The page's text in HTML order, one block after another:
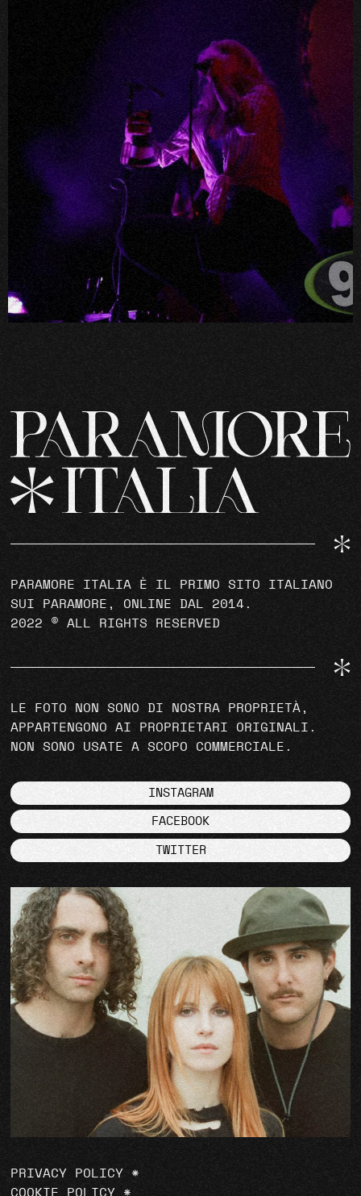
PARAMORE ITALIA È IL PRIMO SITO ITALIANO
SUI PARAMORE, ONLINE DAL 2014.
2022 © ALL RIGHTS RESERVED
LE FOTO NON SONO DI NOSTRA PROPRIETÀ,
APPARTENGONO AI PROPRIETARI ORIGINALI.
NON SONO USATE A SCOPO COMMERCIALE.
INSTAGRAM
FACEBOOK
TWITTER
PRIVACY POLICY *
COOKIE POLICY *